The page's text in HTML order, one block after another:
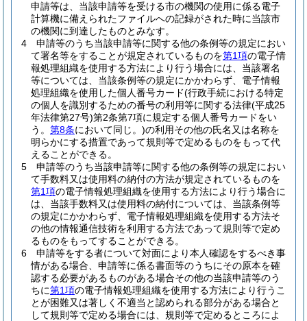
申請等は、当該申請等を受ける市の機関の使用に係る電子
計算機に備えられたファイルへの記録がされた時に当該市
の機関に到達したものとみなす。
4
申請等のうち当該申請等に関する他の条例等の規定におい
て署名等をすることが規定されているものを第1項の電子情
報処理組織を使用する方法により行う場合には、当該署名
等については、当該条例等の規定にかかわらず、電子情報
処理組織を使用した個人番号カード(行政手続における特定
の個人を識別するための番号の利用等に関する法律(平成25
年法律第27号)第2条第7項に規定する個人番号カードをい
う。 第8条において同じ。)の利用その他の氏名又は名称を
明らかにする措置であって規則等で定めるものをもって代
えることができる。
5
申請等のうち当該申請等に関する他の条例等の規定におい
て手数料又は使用料の納付の方法が規定されているものを
第1項の電子情報処理組織を使用する方法により行う場合に
は、当該手数料又は使用料の納付については、当該条例等
の規定にかかわらず、電子情報処理組織を使用する方法そ
の他の情報通信技術を利用する方法であって規則等で定め
るものをもってすることができる。
6
申請等をする者について対面により本人確認をするべき事
情がある場合、申請等に係る書面等のうちにその原本を確
認する必要があるものがある場合その他の当該申請等のう
ちに第1項の電子情報処理組織を使用する方法により行うこ
とが困難又は著しく不適当と認められる部分がある場合と
して規則等で定める場合には、規則等で定めるところによ